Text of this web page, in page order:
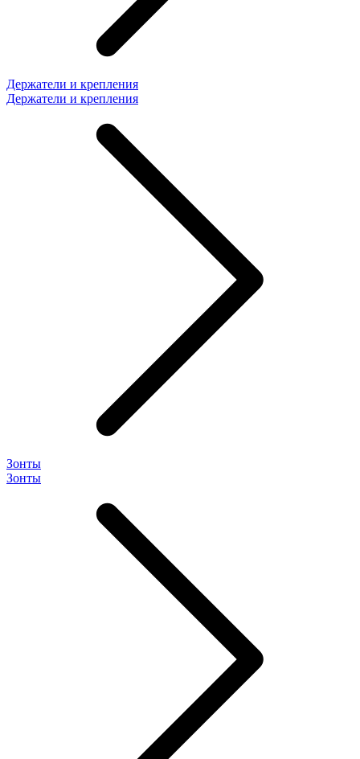
Держатели и крепления
Держатели и крепления
Зонты
Зонты